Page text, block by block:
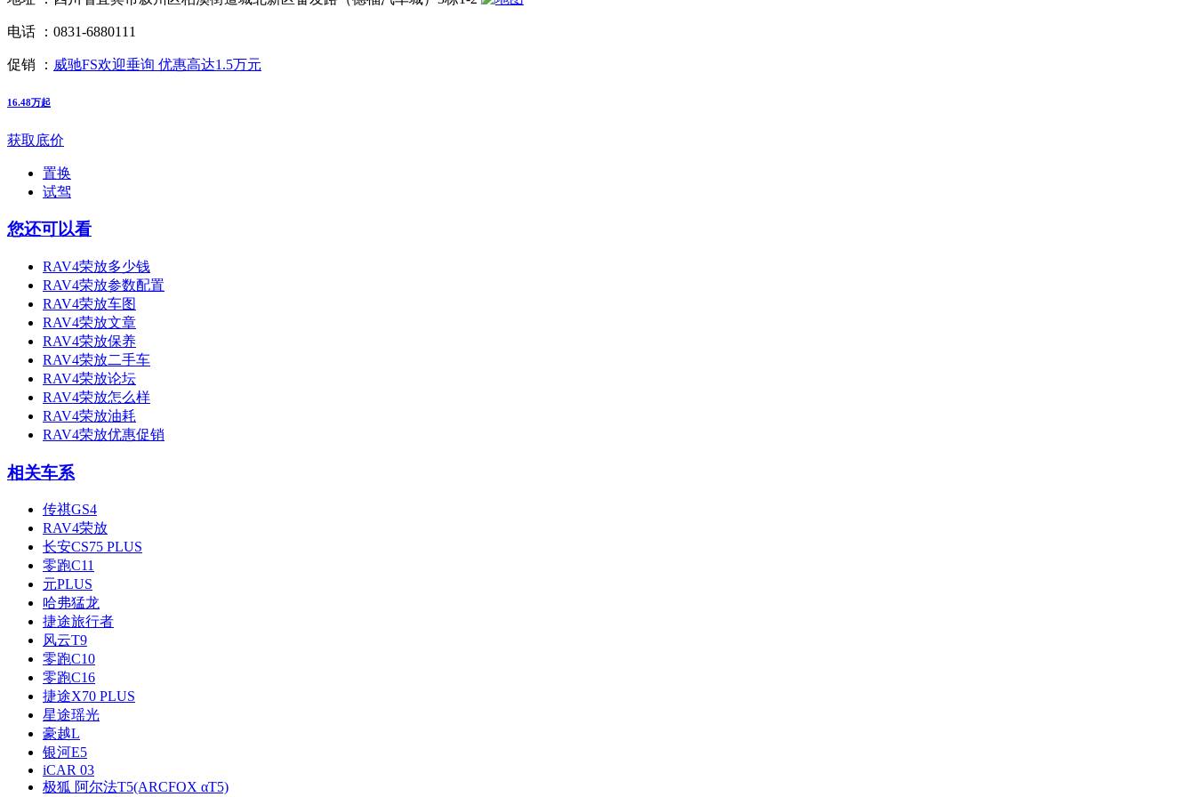
电话 ： 0831-6880111
促销 ： 威驰FS欢迎垂询 优惠高达1.5万元
16.48万起
获取底价
置换
试驾
您还可以看
RAV4荣放多少钱
RAV4荣放参数配置
RAV4荣放车图
RAV4荣放文章
RAV4荣放保养
RAV4荣放二手车
RAV4荣放论坛
RAV4荣放怎么样
RAV4荣放油耗
RAV4荣放优惠促销
相关车系
传祺GS4
RAV4荣放
长安CS75 PLUS
零跑C11
元PLUS
哈弗猛龙
捷途旅行者
风云T9
零跑C10
零跑C16
捷途X70 PLUS
星途瑶光
豪越L
银河E5
iCAR 03
极狐 阿尔法T5(ARCFOX αT5)